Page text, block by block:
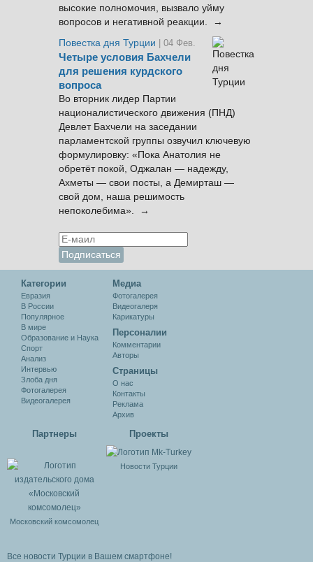
высокие полномочия, вызвало уйму
вопросов и негативной реакции. →
Повестка дня Турции
| 04 Фев.
Четыре условия Бахчели
для решения курдского
вопроса
Во вторник лидер Партии
националистического движения (ПНД)
Девлет Бахчели на заседании
парламентской группы озвучил ключевую
формулировку: «Пока Анатолия не
обретёт покой, Оджалан — надежду,
Ахметы — свои посты, а Демирташ —
свой дом, наша решимость
непоколебима». →
Категории
Евразия
В России
Популярное
В мире
Образование и Наука
Спорт
Анализ
Интервью
Злоба дня
Фотогалерея
Видеогалерея
Медиа
Фотогалерея
Видеогалеря
Карикатуры
Персоналии
Комментарии
Авторы
Cтраницы
О нас
Контакты
Реклама
Архив
Партнеры
Московский комсомолец
Проекты
Новости Турции
Все новости Турции в Вашем смартфоне!